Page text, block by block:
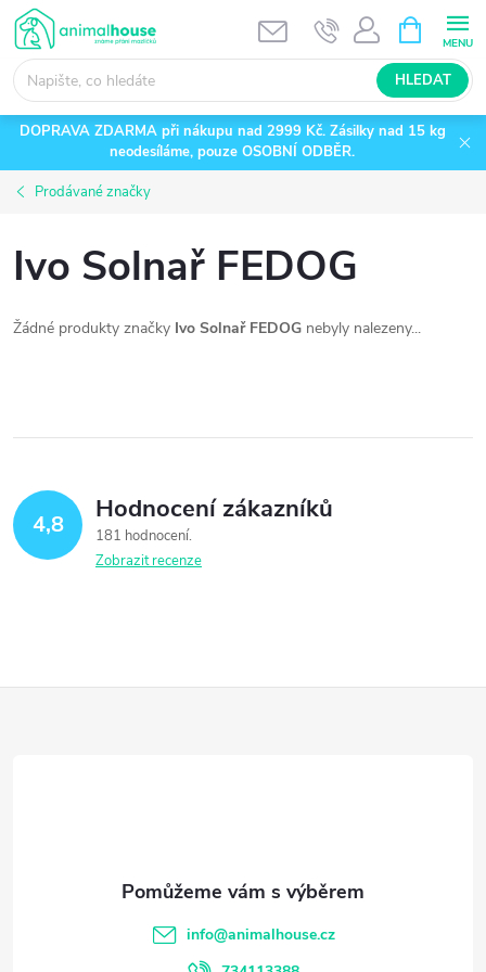
Přejít
na
obsah
HLEDAT
NÁKUPNÍ
KOŠÍK
DOPRAVA ZDARMA při nákupu nad 2999 Kč. Zásilky nad 15 kg
neodesíláme, pouze OSOBNÍ ODBĚR.
Prodávané značky
Ivo Solnař FEDOG
Žádné produkty značky Ivo Solnař FEDOG nebyly nalezeny...
4,8 Hodnocení zákazníků
181 hodnocení
Zobrazit recenze
info@animalhouse.cz